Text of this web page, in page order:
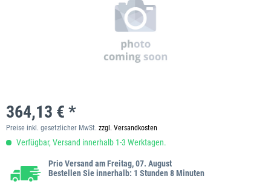
364,13 € *
Preise inkl. gesetzlicher MwSt. zzgl. Versandkosten
Verfügbar, Versand innerhalb 1-3 Werktagen.
Prio Versand am Freitag, 07. August
Bestellen Sie innerhalb: 1 Stunden 8 Minuten